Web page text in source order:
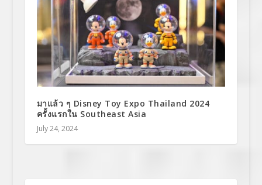
มาแล้ว ๆ Disney Toy Expo Thailand 2024
ครั้งแรกใน Southeast Asia
July 24, 2024